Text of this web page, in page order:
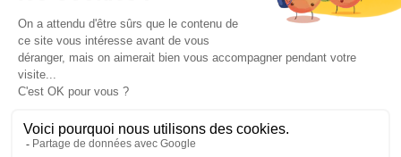
Politiques de confidentialitéPolitique cookies
Conditions générales d'utilisation